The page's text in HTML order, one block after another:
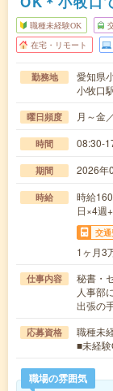
職種未経験OK
在宅・リモート
勤務地
愛知県
小牧口
曜日頻度 月～金
時間 08:30-
期間 2026年
時給
時給
日×4週
交
1ヶ月3
仕事内容
秘書・
人事部
出張の
応募資格
職種未
■未経験
職場の雰囲気